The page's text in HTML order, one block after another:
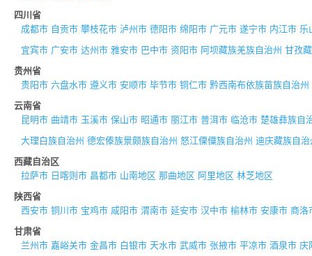
四川省
成都市 自贡市 攀枝花市 泸州市 德阳市 绵阳市 广元市 遂宁市 内江市 乐
宜宾市 广安市 达州市 雅安市 巴中市 资阳市 阿坝藏族羌族自治州 甘孜
贵州省
贵阳市 六盘水市 遵义市 安顺市 毕节市 铜仁市 黔西南布依族苗族自治州
云南省
昆明市 曲靖市 玉溪市 保山市 昭通市 丽江市 普洱市 临沧市 楚雄彝族自
大理白族自治州 德宏傣族景颇族自治州 怒江傈僳族自治州 迪庆藏族自治
西藏自治区
拉萨市 日喀则市 昌都市 山南地区 那曲地区 阿里地区 林芝地区
陕西省
西安市 铜川市 宝鸡市 咸阳市 渭南市 延安市 汉中市 榆林市 安康市 商洛
甘肃省
兰州市 嘉峪关市 金昌市 白银市 天水市 武威市 张掖市 平凉市 酒泉市 庆